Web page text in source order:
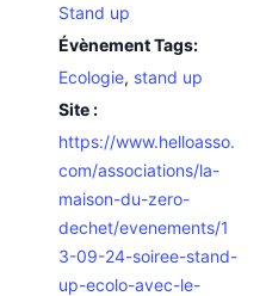
Stand up
Évènement Tags:
Ecologie, stand up
Site :
https://www.helloasso.
com/associations/la-
maison-du-zero-
dechet/evenements/1
3-09-24-soiree-stand-
up-ecolo-avec-le-